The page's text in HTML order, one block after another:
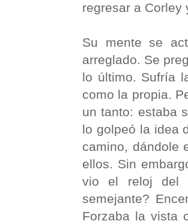
regresar a
Su mente se
arreglado. Se
lo último. Sufría
como la propia.
un tanto: estaba
lo golpeó la idea
camino, dándole
ellos. Sin
vio el reloj del
semejante?
Forzaba la vista